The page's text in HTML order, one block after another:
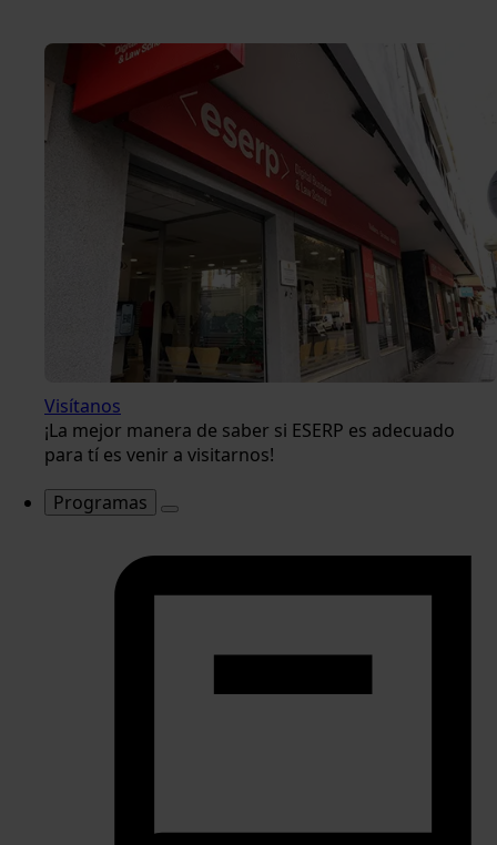
Visítanos
¡La mejor manera de saber si ESERP es adecuado
para tí es venir a visitarnos!
Programas